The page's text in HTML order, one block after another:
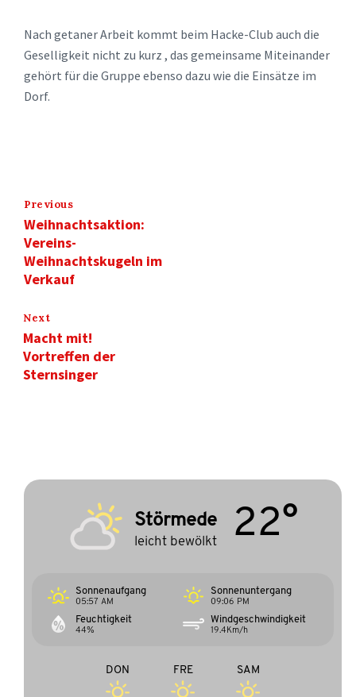
Nach getaner Arbeit kommt beim Hacke-Club auch die
Geselligkeit nicht zu kurz , das gemeinsame Miteinander
gehört für die Gruppe ebenso dazu wie die Einsätze im
Dorf.
Previous
Weihnachtsaktion:
Vereins-
Weihnachtskugeln im
Verkauf
Next
Macht mit!
Vortreffen der
Sternsinger
Störmede
leicht bewölkt 22°
Sonnenaufgang
05:57 AM
Sonnenuntergang
09:06 PM
Feuchtigkeit
44%
Windgeschwindigkeit
19.4Km/h
DON FRE SAM